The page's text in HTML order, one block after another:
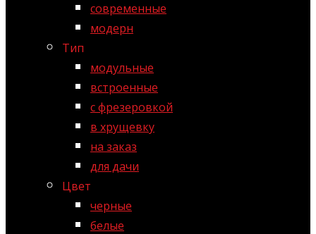
современные
модерн
Тип
модульные
встроенные
с фрезеровкой
в хрущевку
на заказ
для дачи
Цвет
черные
белые